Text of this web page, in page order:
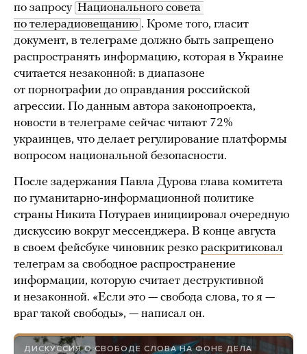
по запросу Национального совета
по телерадиовещанию . Кроме того, гласит
документ, в телеграме должно быть запрещено
распространять информацию, которая в Украине
считается незаконной: в диапазоне
от порнографии до оправдания российской
агрессии. По данным автора законопроекта,
новости в телеграме сейчас читают 72%
украинцев, что делает регулирование платформы
вопросом национальной безопасности.
После задержания Павла Дурова глава комитета
по гуманитарно-информационной политике
страны Никита Потураев инициировал очередную
дискуссию вокруг мессенджера. В конце августа
в своем фейсбуке чиновник резко раскритиковал
телеграм за свободное распространение
информации, которую считает деструктивной
и незаконной. «Если это — свобода слова, то я —
враг такой свободы», — написал он.
ДИСКУССИЯ О СВОБОДЕ СЛОВА НА ФОНЕ ДЕЛА